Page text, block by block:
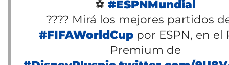
⚽ #ESPNMundial
???? Mirá los mejores partidos
#FIFAWorldCup por ESPN, en el
Premium de